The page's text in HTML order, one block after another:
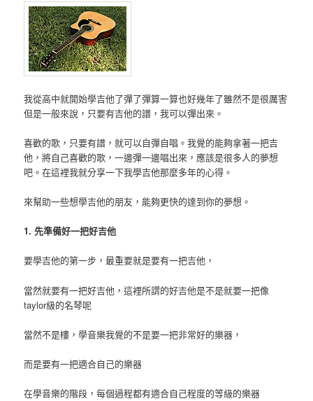
我從高中就開始學吉他了彈了彈算一算也好幾年了雖然不是很厲害
但是一般來說，只要有吉他的譜，我可以彈出來。
喜歡的歌，只要有譜，就可以自彈自唱。我覺的能夠拿著一把吉
他，將自己喜歡的歌，一邊彈一邊唱出來，應該是很多人的夢想
吧。在這裡我就分享一下我學吉他那麼多年的心得。
來幫助一些想學吉他的朋友，能夠更快的達到你的夢想。
1. 先準備好一把好吉他
要學吉他的第一步，最重要就是要有一把吉他，
當然就要有一把好吉他，這裡所謂的好吉他是不是就要一把像
taylor級的名琴呢
當然不是樓，學音樂我覺的不是要一把非常好的樂器，
而是要有一把適合自己的樂器
在學音樂的階段，每個過程都有適合自己程度的等級的樂器